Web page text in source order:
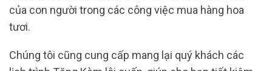
của con người trong các công việc mua hàng hoa
tươi.
Chúng tôi cũng cung cấp mang lại quý khách các